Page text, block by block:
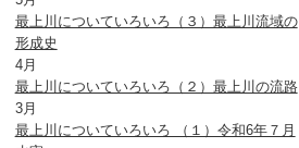
最上川についていろいろ（３）最上川流域の
形成史
4月
最上川についていろいろ（２）最上川の流路
3月
最上川についていろいろ （１）令和6年７月